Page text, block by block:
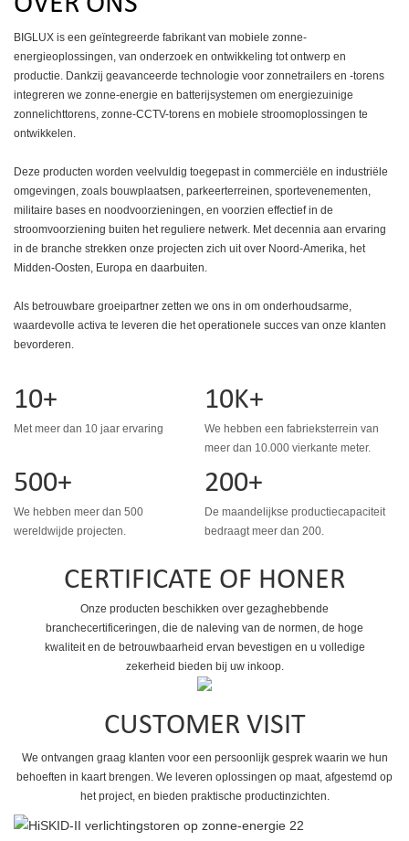
BIGLUX is een geïntegreerde fabrikant van mobiele zonne-
energieoplossingen, van onderzoek en ontwikkeling tot ontwerp en
productie. Dankzij geavanceerde technologie voor zonnetrailers en -torens
integreren we zonne-energie en batterijsystemen om energiezuinige
zonnelichttorens, zonne-CCTV-torens en mobiele stroomoplossingen te
ontwikkelen.
Deze producten worden veelvuldig toegepast in commerciële en industriële
omgevingen, zoals bouwplaatsen, parkeerterreinen, sportevenementen,
militaire bases en noodvoorzieningen, en voorzien effectief in de
stroomvoorziening buiten het reguliere netwerk. Met decennia aan ervaring
in de branche strekken onze projecten zich uit over Noord-Amerika, het
Midden-Oosten, Europa en daarbuiten.
Als betrouwbare groeipartner zetten we ons in om onderhoudsarme,
waardevolle activa te leveren die het operationele succes van onze klanten
bevorderen.
10+
Met meer dan 10 jaar ervaring
10K+
We hebben een fabrieksterrein van
meer dan 10.000 vierkante meter.
500+
We hebben meer dan 500
wereldwijde projecten.
200+
De maandelijkse productiecapaciteit
bedraagt ​​meer dan 200.
CERTIFICATE OF HONER
Onze producten beschikken over gezaghebbende
branchecertificeringen, die de naleving van de normen, de hoge
kwaliteit en de betrouwbaarheid ervan bevestigen en u volledige
zekerheid bieden bij uw inkoop.
CUSTOMER VISIT
We ontvangen graag klanten voor een persoonlijk gesprek waarin we hun
behoeften in kaart brengen. We leveren oplossingen op maat, afgestemd op
het project, en bieden praktische productinzichten.